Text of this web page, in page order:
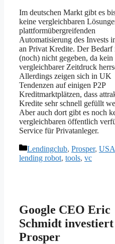
Im deutschen Markt gibt es
keine vergleichbaren
plattformübergreifenden
Automatisierung des Invests
an Privat Kredite. Der Bedarf
(noch) nicht gegeben, da kein
vergleichbarer Zeitdruck
Allerdings zeigen sich in UK
Tendenzen auf einigen P2P
Kreditmarktplätzen, dass
Kredite sehr schnell gefüllt
Aber auch dort gibt es noch
vergleichbaren öffentlich
Service für Privatanleger.
Kategorien
Lendingclub, Prosper, USA
lending robot, tools, vc
Google CEO Eric
Schmidt
Prosper